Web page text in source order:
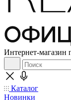
Интернет-магазин
Каталог
Новинки